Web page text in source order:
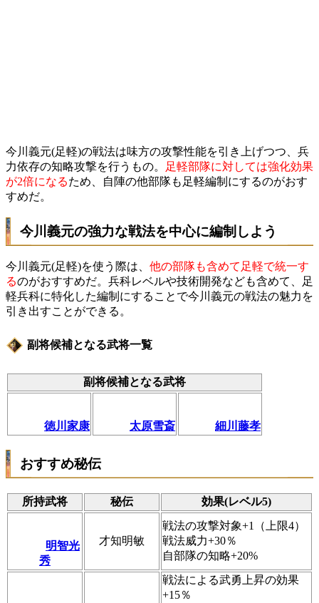
今川義元(足軽)の戦法は味方の攻撃性能を引き上げつつ、兵
力依存の知略攻撃を行うもの。
足軽部隊に対しては強化効果
が2倍になるため、自陣の他部隊も足軽編制にするのがおす
すめだ。
今川義元の強力な戦法を中心に編制しよう
今川義元(足軽)を使う際は、 他の部隊も含めて足軽で統一す
るのがおすすめだ。兵科レベルや技術開発なども含めて、足
軽兵科に特化した編制にすることで今川義元の戦法の魅力を
引き出すことができる。
副将候補となる武将一覧
副将候補となる武将
徳川家康 太原雪斎 細川藤孝
おすすめ秘伝
所持武将 秘伝 効果(レベル5)
明智光
秀
才知明敏
戦法の攻撃対象+1（上限4）
戦法威力+30％
自部隊の知略+20%
戦法による武勇上昇の効果
+15％